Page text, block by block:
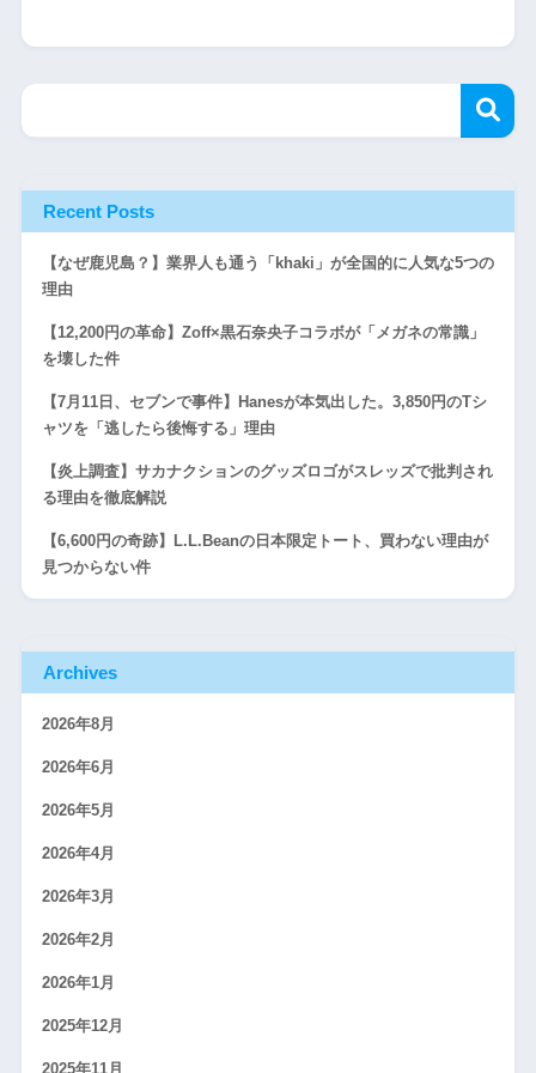
Recent Posts
【なぜ鹿児島？】業界人も通う「khaki」が全国的に人気な5つの
理由
【12,200円の革命】Zoff×黒石奈央子コラボが「メガネの常識」
を壊した件
【7月11日、セブンで事件】Hanesが本気出した。3,850円のTシ
ャツを「逃したら後悔する」理由
【炎上調査】サカナクションのグッズロゴがスレッズで批判され
る理由を徹底解説
【6,600円の奇跡】L.L.Beanの日本限定トート、買わない理由が
見つからない件
Archives
2026年8月
2026年6月
2026年5月
2026年4月
2026年3月
2026年2月
2026年1月
2025年12月
2025年11月